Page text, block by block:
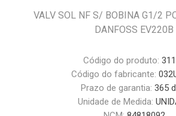
VALV SOL NF S/ BOBINA G1/2
DANFOSS EV220B
Código do produto:
Código do fabricante:
Prazo de garantia: 365
Unidade de Medida: